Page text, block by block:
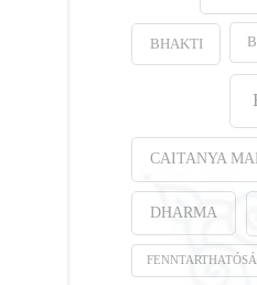
BHAKTI
CAITANYA
DHARMA